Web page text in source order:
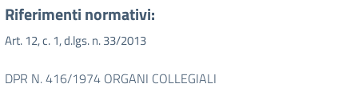
Riferimenti normativi:
Art. 12, c. 1, d.lgs. n. 33/2013
DPR N. 416/1974 ORGANI COLLEGIALI